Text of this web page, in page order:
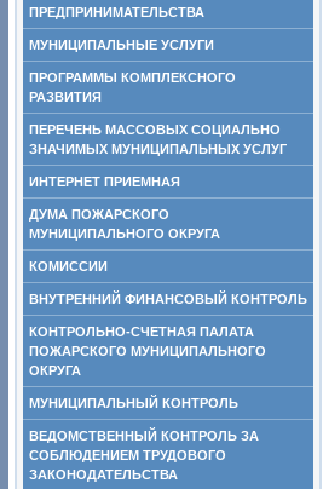
ПРЕДПРИНИМАТЕЛЬСТВА
МУНИЦИПАЛЬНЫЕ УСЛУГИ
ПРОГРАММЫ КОМПЛЕКСНОГО
РАЗВИТИЯ
ПЕРЕЧЕНЬ МАССОВЫХ СОЦИАЛЬНО
ЗНАЧИМЫХ МУНИЦИПАЛЬНЫХ УСЛУГ
ИНТЕРНЕТ ПРИЕМНАЯ
ДУМА ПОЖАРСКОГО
МУНИЦИПАЛЬНОГО ОКРУГА
КОМИССИИ
ВНУТРЕННИЙ ФИНАНСОВЫЙ КОНТРОЛЬ
КОНТРОЛЬНО-СЧЕТНАЯ ПАЛАТА
ПОЖАРСКОГО МУНИЦИПАЛЬНОГО
ОКРУГА
МУНИЦИПАЛЬНЫЙ КОНТРОЛЬ
ВЕДОМСТВЕННЫЙ КОНТРОЛЬ ЗА
СОБЛЮДЕНИЕМ ТРУДОВОГО
ЗАКОНОДАТЕЛЬСТВА